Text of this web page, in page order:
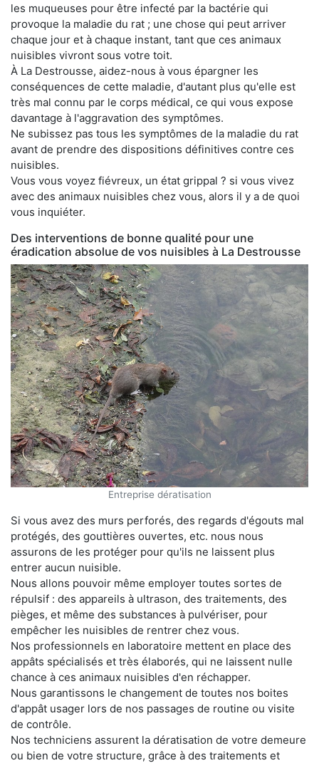
les muqueuses pour être infecté par la bactérie qui
provoque la maladie du rat ; une chose qui peut arriver
chaque jour et à chaque instant, tant que ces animaux
nuisibles vivront sous votre toit.
À La Destrousse, aidez-nous à vous épargner les
conséquences de cette maladie, d'autant plus qu'elle est
très mal connu par le corps médical, ce qui vous expose
davantage à l'aggravation des symptômes.
Ne subissez pas tous les symptômes de la maladie du rat
avant de prendre des dispositions définitives contre ces
nuisibles.
Vous vous voyez fiévreux, un état grippal ? si vous vivez
avec des animaux nuisibles chez vous, alors il y a de quoi
vous inquiéter.
Des interventions de bonne qualité pour une
éradication absolue de vos nuisibles à La Destrousse
Entreprise dératisation
Si vous avez des murs perforés, des regards d'égouts mal
protégés, des gouttières ouvertes, etc. nous nous
assurons de les protéger pour qu'ils ne laissent plus
entrer aucun nuisible.
Nous allons pouvoir même employer toutes sortes de
répulsif : des appareils à ultrason, des traitements, des
pièges, et même des substances à pulvériser, pour
empêcher les nuisibles de rentrer chez vous.
Nos professionnels en laboratoire mettent en place des
appâts spécialisés et très élaborés, qui ne laissent nulle
chance à ces animaux nuisibles d'en réchapper.
Nous garantissons le changement de toutes nos boites
d'appât usager lors de nos passages de routine ou visite
de contrôle.
Nos techniciens assurent la dératisation de votre demeure
ou bien de votre structure, grâce à des traitements et